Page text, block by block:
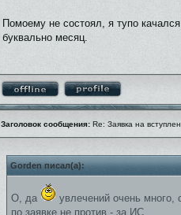
Помоему не состоял, я тупо
буквально месяц.
Заголовок сообщения: Re: Заявка на
Gorden писал(а):
О, да
увлечений очень много,
по заявке не против - за ИС.